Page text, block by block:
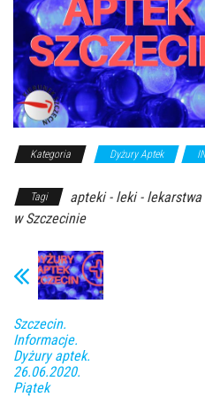
Kategoria Dyżury Aptek
Tagi apteki - leki - lekarstwa
w Szczecinie
Szczecin.
Informacje.
Dyżury aptek.
26.06.2020.
Piątek